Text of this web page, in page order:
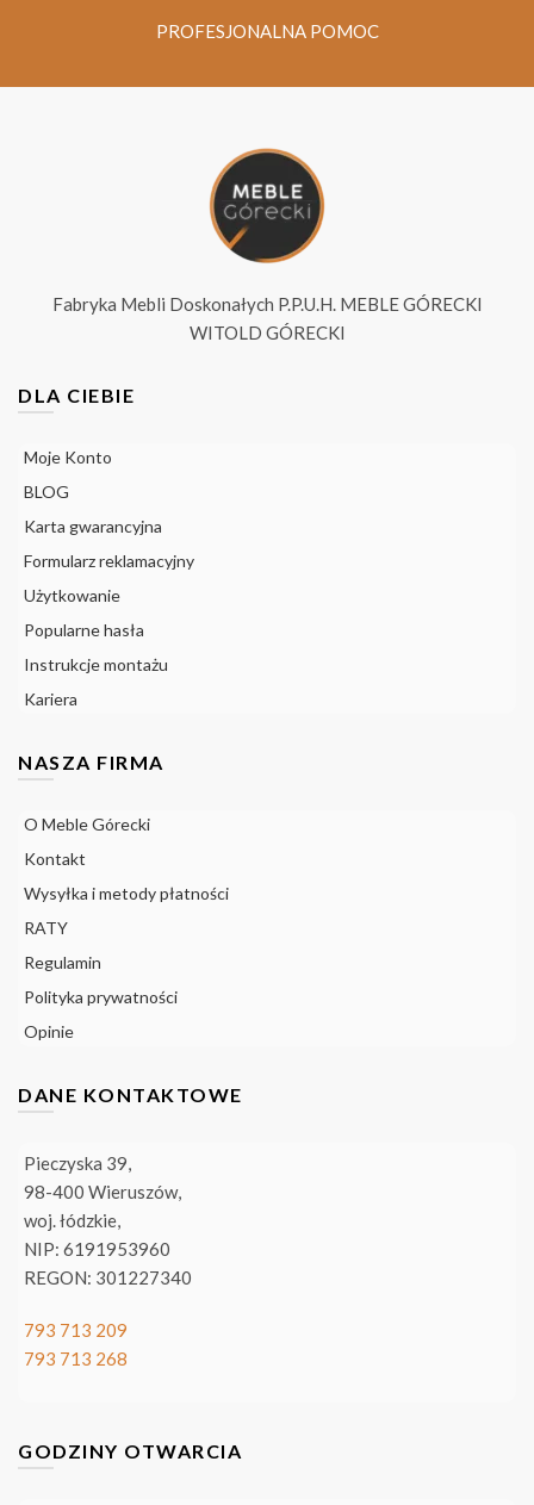
PROFESJONALNA POMOC
Fabryka Mebli Doskonałych P.P.U.H. MEBLE GÓRECKI
WITOLD GÓRECKI
DLA CIEBIE
Moje Konto
BLOG
Karta gwarancyjna
Formularz reklamacyjny
Użytkowanie
Popularne hasła
Instrukcje montażu
Kariera
NASZA FIRMA
O Meble Górecki
Kontakt
Wysyłka i metody płatności
RATY
Regulamin
Polityka prywatności
Opinie
DANE KONTAKTOWE
Pieczyska 39,
98-400 Wieruszów,
woj. łódzkie,
NIP: 6191953960
REGON: 301227340
793 713 209
793 713 268
GODZINY OTWARCIA